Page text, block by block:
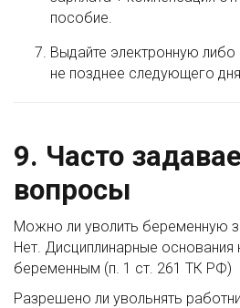
пособие.
Выдайте электронную
не позднее следующего дня.
9. Часто
вопросы
Можно ли уволить беременную
Нет. Дисциплинарные основания
беременным (п. 1 ст. 261 ТК РФ)
Разрешено ли увольнять